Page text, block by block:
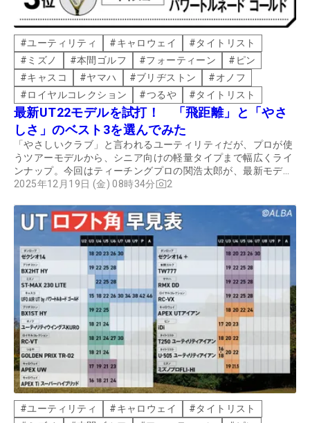
#ユーティリティ #キャロウェイ #タイトリスト
# ミズノ #本間ゴルフ #フォーティーン # ピン
#キャスコ #ヤマハ #ブリヂストン #オノフ
#ロイヤルコレクション #つるや #タイトリスト
最新UT22モデルを試打！ 「飛距離」と「やさ
しさ」のベスト3を選んでみた
「やさしいクラブ」と言われるユーティリティだが、プロが使
うツアーモデルから、シニア向けの軽量タイプまで幅広くライ
ンナップ。今回はティーチングプロの関浩太郎が、最新モデル
を試打して、飛距離とやさしさのベスト3を選んでもらった。
2025年12月19日 (金) 08時34分 2
#ユーティリティ #キャロウェイ #タイトリスト